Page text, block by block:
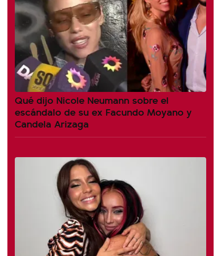
Qué dijo Nicole Neumann sobre el
escándalo de su ex Facundo Moyano y
Candela Arizaga